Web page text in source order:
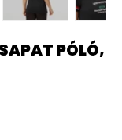
PÓLÓ,